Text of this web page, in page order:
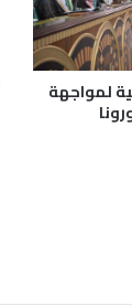
لمواجهة